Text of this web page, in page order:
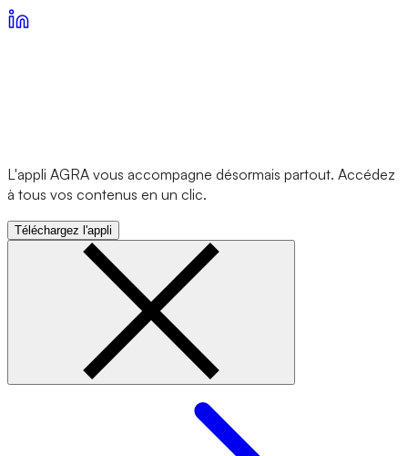
L'appli AGRA vous accompagne désormais partout. Accédez
à tous vos contenus en un clic.
Téléchargez l'appli